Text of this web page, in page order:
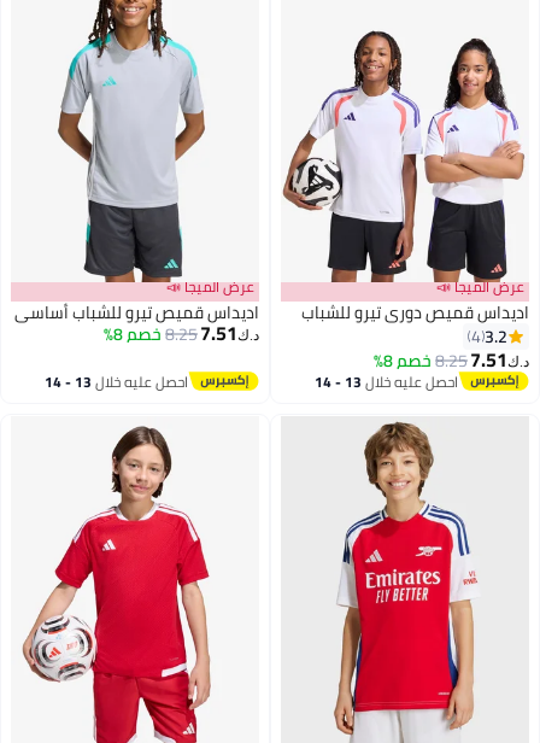
عرض الميجا 📣
اديداس قميص دوري تيرو للشباب
3.2
4
د.ك‏7.51
8.25خصم 8%
احصل عليه خلال 13 - 14
عرض الميجا 📣
اديداس قميص تيرو للشباب أساسي
د.ك‏7.51
8.25خصم 8%
احصل عليه خلال 13 - 14